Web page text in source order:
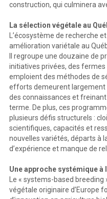
construction, qui culminera
La sélection végétale au
L’écosystème de recherche
amélioration variétale au
Il regroupe une douzaine de
initiatives privées, des
emploient des méthodes de
efforts demeurent largement
des connaissances et
terme. De plus, ces
plusieurs défis structurels :
scientifiques, capacités et
nouvelles variétés, départs à
d’expérience et manque de
Une approche systémique
Le « systems-based
végétale originaire d’Europe